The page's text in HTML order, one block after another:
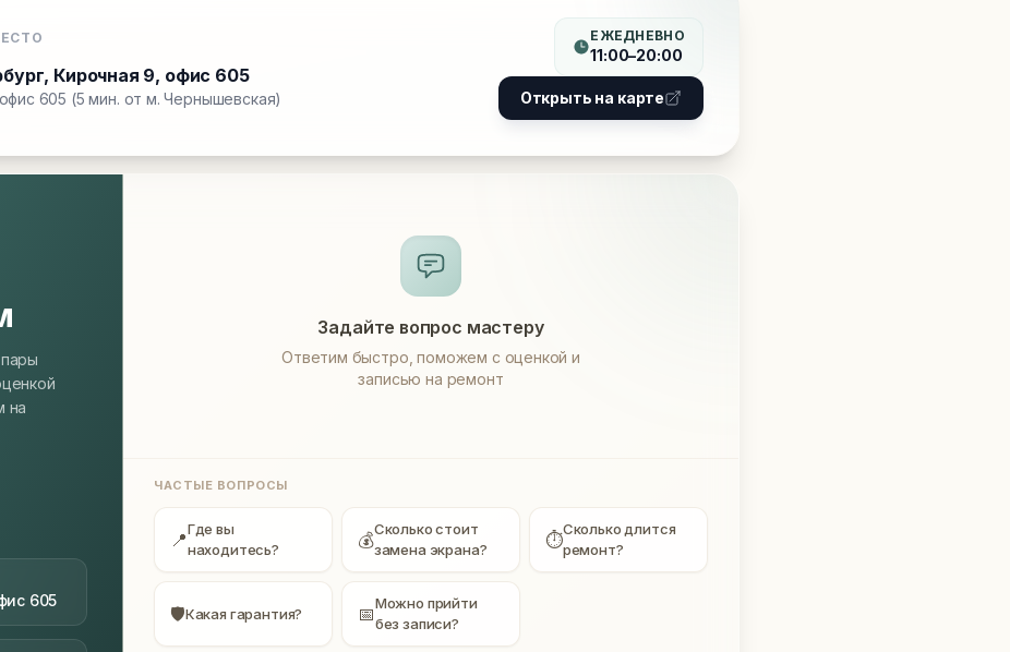
, Кирочная 9, офис 605
605 (5 мин. от м. Чернышевская)
ЕЖЕДНЕВНО
11:00–20:00
Открыть на карте
на
605
Задайте вопрос мастеру
Ответим быстро, поможем с оценкой и
записью на ремонт
ЧАСТЫЕ ВОПРОСЫ
📍Где вы
находитесь?
💰Сколько стоит
замена экрана?
⏱Сколько длится
ремонт?
🛡Какая гарантия? 📅Можно прийти
без записи?